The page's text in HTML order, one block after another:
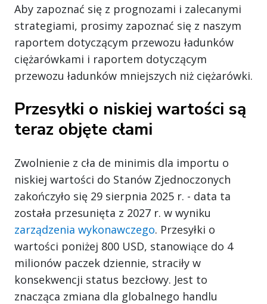
Aby zapoznać się z prognozami i zalecanymi
strategiami, prosimy zapoznać się z naszym
raportem dotyczącym przewozu ładunków
ciężarówkami i raportem dotyczącym
przewozu ładunków mniejszych niż ciężarówki.
Przesyłki o niskiej wartości są
teraz objęte cłami
Zwolnienie z cła de minimis dla importu o
niskiej wartości do Stanów Zjednoczonych
zakończyło się 29 sierpnia 2025 r. - data ta
została przesunięta z 2027 r. w wyniku
zarządzenia wykonawczego. Przesyłki o
wartości poniżej 800 USD, stanowiące do 4
milionów paczek dziennie, straciły w
konsekwencji status bezcłowy. Jest to
znacząca zmiana dla globalnego handlu